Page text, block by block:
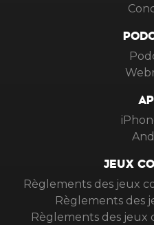
JEUX
Règlements des jeux
Règlements des
Règlements des